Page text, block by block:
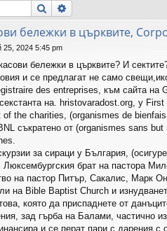
Търсене
бележки в църквите,
2024 5:45 pm
бележки в църквите? И
и се предлагат не само
des entreprises, към сайта на
на. hristovaradost.оrg, у
of the charities, (organismes de
съкратено от (organismes sans
за сираци у България,
Люксембургския брат на пастора
на пастор Питър, Сакалис, Марк
на Bible Baptist Church и
която да приспаднете от
зад гърба на Балами, частично
и се перат пари с дарения с